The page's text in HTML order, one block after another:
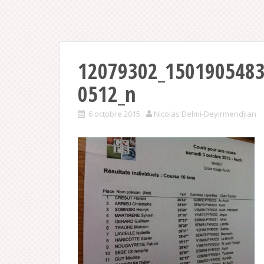
0512_n
6 octobre 2015 Nicolas Delmi-Deyirmendjian